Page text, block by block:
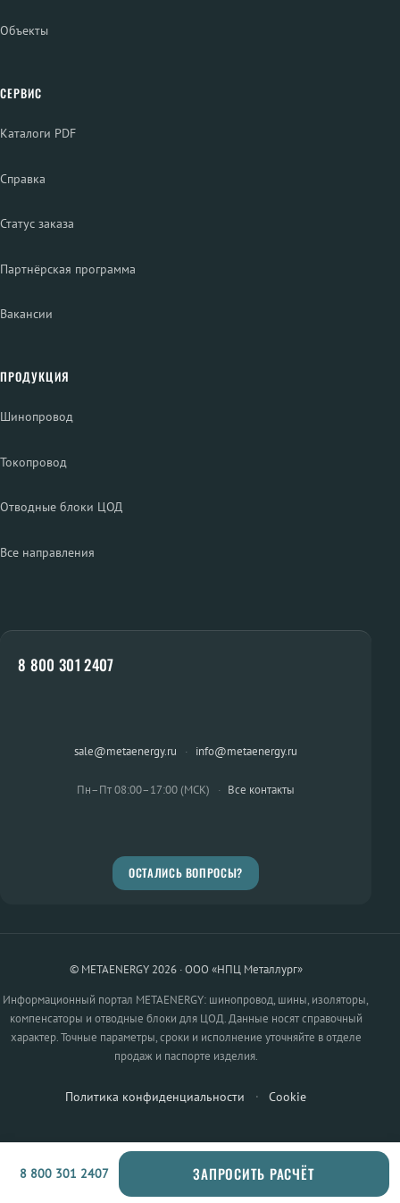
Объекты
СЕРВИС
Каталоги PDF
Справка
Статус заказа
Партнёрская программа
Вакансии
ПРОДУКЦИЯ
Шинопровод
Токопровод
Отводные блоки ЦОД
Все направления
8 800 301 2407
sale@metaenergy.ru · info@metaenergy.ru
Пн–Пт 08:00–17:00 (МСК) · Все контакты
ОСТАЛИСЬ ВОПРОСЫ?
© METAENERGY 2026 · ООО «НПЦ Металлург»
Информационный портал METAENERGY: шинопровод, шины, изоляторы,
компенсаторы и отводные блоки для ЦОД. Данные носят справочный
характер. Точные параметры, сроки и исполнение уточняйте в отделе
продаж и паспорте изделия.
Политика конфиденциальности · Cookie
8 800 301 2407 ЗАПРОСИТЬ РАСЧЁТ